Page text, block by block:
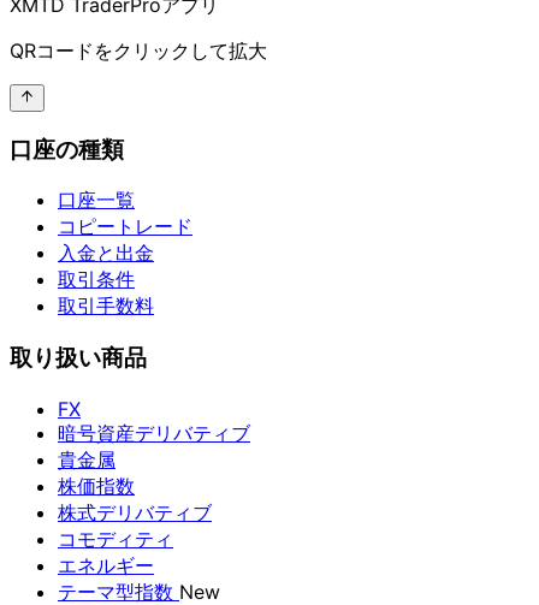
XMTD TraderProアプリ
QRコードをクリックして拡大
口座の種類
口座一覧
コピートレード
入金と出金
取引条件
取引手数料
取り扱い商品
FX
暗号資産デリバティブ
貴金属
株価指数
株式デリバティブ
コモディティ
エネルギー
テーマ型指数 New